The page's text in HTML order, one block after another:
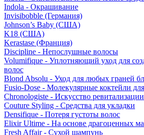
Indola - Окрашивание
Invisibobble (Германия)
Johnson’s Baby (США)
K18 (США)
Kerastase (Франция)
Discipline - Непослушные волосы
Volumifique - Уплотняющий уход для
волос
Blond Absolu - Уход для любых граней
Fusio-Dose - Молекулярные коктейли
Chronologiste - Искусство
Couture Styling - Средства для укладки
Densifique - Потеря густоты волос
Elixir Ultime - На основе драгоценных
Fresh Affair - Сухой шампунь